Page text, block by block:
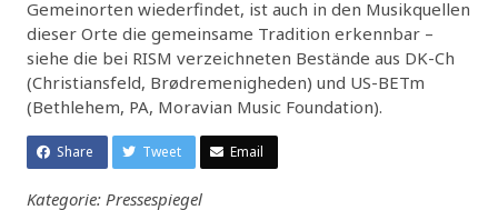
Gemeinorten wiederfindet, ist auch in den Musikquellen
dieser Orte die gemeinsame Tradition erkennbar –
siehe die bei RISM verzeichneten Bestände aus DK-Ch
(Christiansfeld, Brødremenigheden) und US-BETm
(Bethlehem, PA, Moravian Music Foundation).
Share Tweet Email
Kategorie: Pressespiegel